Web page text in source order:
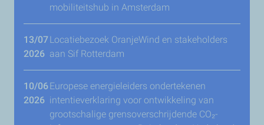
mobiliteitshub in Amsterdam
13/07
2026
Locatiebezoek OranjeWind en stakeholders
aan Sif Rotterdam
10/06
2026
Europese energieleiders ondertekenen
intentieverklaring voor ontwikkeling van
grootschalige grensoverschrijdende CO₂-